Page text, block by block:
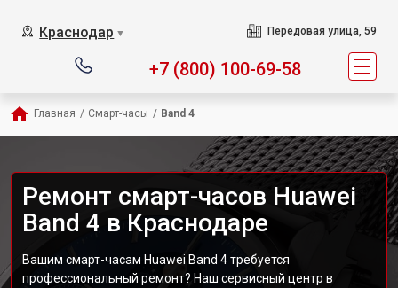
Краснодар ▼ Передовая улица, 59
+7 (800) 100-69-58
Главная / Смарт-часы / Band 4
Ремонт смарт-часов Huawei
Band 4 в Краснодаре
Вашим смарт-часам Huawei Band 4 требуется
профессиональный ремонт? Наш сервисный центр в